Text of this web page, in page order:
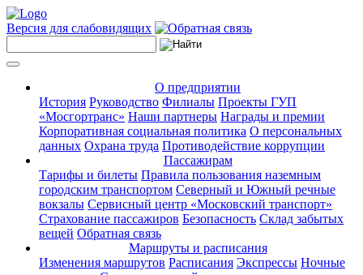
Версия для слабовидящих
О предприятии
История Руководство Филиалы Проекты ГУП
«Мосгортранс» Наши партнеры Награды и премии
Корпоративная социальная политика О персональных
данных Охрана труда Противодействие коррупции
Пассажирам
Тарифы и билеты Правила пользования наземным
городским транспортом Северный и Южный речные
вокзалы Сервисный центр «Московский транспорт»
Страхование пассажиров Безопасность Склад забытых
вещей Обратная связь
Маршруты и расписания
Изменения маршрутов Расписания Экспрессы Ночные